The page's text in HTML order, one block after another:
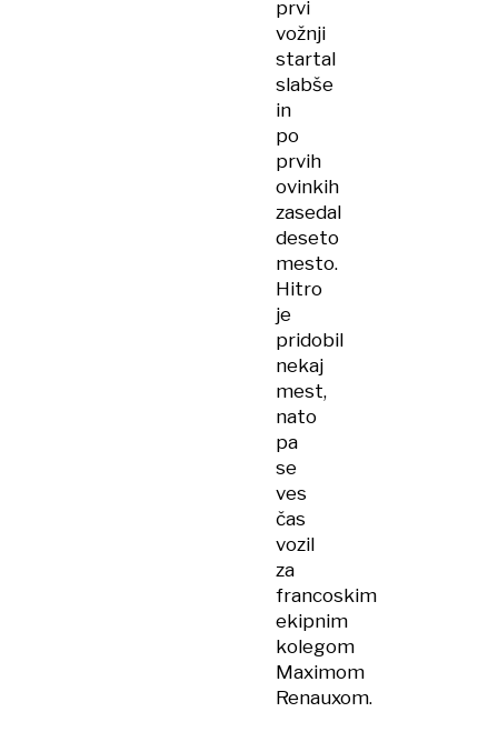
prvi
vožnji
startal
slabše
in
po
prvih
ovinkih
zasedal
deseto
mesto.
Hitro
je
pridobil
nekaj
mest,
nato
pa
se
ves
čas
vozil
za
francoskim
ekipnim
kolegom
Maximom
Renauxom.